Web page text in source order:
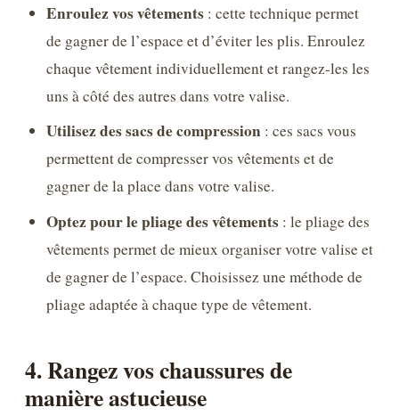
Enroulez vos vêtements : cette technique permet
de gagner de l’espace et d’éviter les plis. Enroulez
chaque vêtement individuellement et rangez-les les
uns à côté des autres dans votre valise.
Utilisez des sacs de compression : ces sacs vous
permettent de compresser vos vêtements et de
gagner de la place dans votre valise.
Optez pour le pliage des vêtements : le pliage des
vêtements permet de mieux organiser votre valise et
de gagner de l’espace. Choisissez une méthode de
pliage adaptée à chaque type de vêtement.
4. Rangez vos chaussures de
manière astucieuse